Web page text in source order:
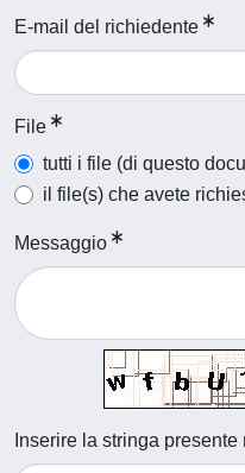
E-mail del richiedente
File
tutti i file (di questo
il file(s) che avete
Messaggio
Inserire la stringa